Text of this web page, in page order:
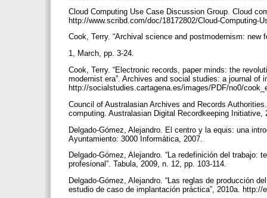
Cloud Computing Use Case Discussion Group. Cloud
http://www.scribd.com/doc/18172802/Cloud-Computing-
Cook, Terry. “Archival science and postmodernism:
1, March, pp. 3-24.
Cook, Terry. “Electronic records, paper minds: the
modernist era”. Archives and social studies: a journal of
http://socialstudies.cartagena.es/images/PDF/no0/
Council of Australasian Archives and Records
computing. Australasian Digital Recordkeeping Initiative,
Delgado-Gómez, Alejandro. El centro y la equis: una
Ayuntamiento: 3000 Informática, 2007.
Delgado-Gómez, Alejandro. “La redefinición del
profesional”. Tabula, 2009, n. 12, pp. 103-114.
Delgado-Gómez, Alejandro. “Las reglas de producción
estudio de caso de implantación práctica”, 2010a.